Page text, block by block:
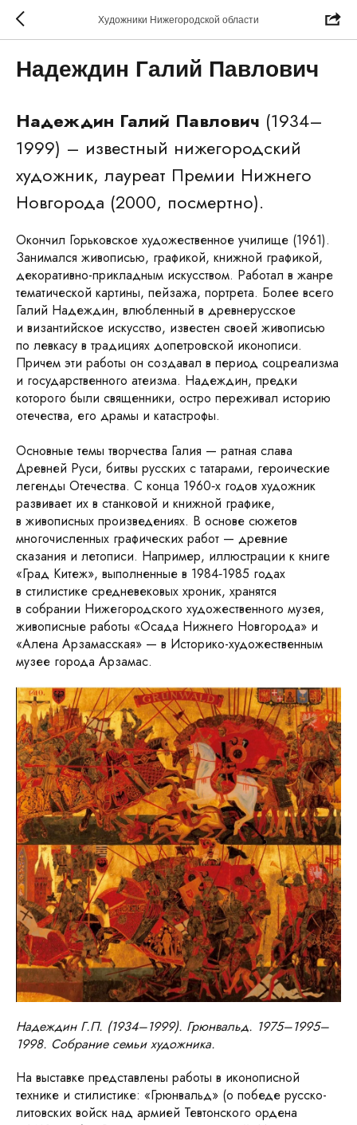
Художники Нижегородской области
Надеждин Галий Павлович
Надеждин Галий Павлович (1934–
1999) – известный нижегородский
художник, лауреат Премии Нижнего
Новгорода (2000, посмертно).
Окончил Горьковское художественное училище (1961).
Занимался живописью, графикой, книжной графикой,
декоративно-прикладным искусством. Работал в жанре
тематической картины, пейзажа, портрета. Более всего
Галий Надеждин, влюбленный в древнерусское
и византийское искусство, известен своей живописью
по левкасу в традициях допетровской иконописи.
Причем эти работы он создавал в период соцреализма
и государственного атеизма. Надеждин, предки
которого были священники, остро переживал историю
отечества, его драмы и катастрофы.
Основные темы творчества Галия — ратная слава
Древней Руси, битвы русских с татарами, героические
легенды Отечества. С конца 1960‑х годов художник
развивает их в станковой и книжной графике,
в живописных произведениях. В основе сюжетов
многочисленных графических работ — древние
сказания и летописи. Например, иллюстрации к книге
«Град Китеж», выполненные в 1984‑1985 годах
в стилистике средневековых хроник, хранятся
в собрании Нижегородского художественного музея,
живописные работы «Осада Нижнего Новгорода» и
«Алена Арзамасская» — в Историко-художественным
музее города Арзамас.
Надеждин Г.П. (1934–1999). Грюнвальд. 1975–1995–
1998. Собрание семьи художника.
На выставке представлены работы в иконописной
технике и стилистике: «Грюнвальд» (о победе русско-
литовских войск над армией Тевтонского ордена